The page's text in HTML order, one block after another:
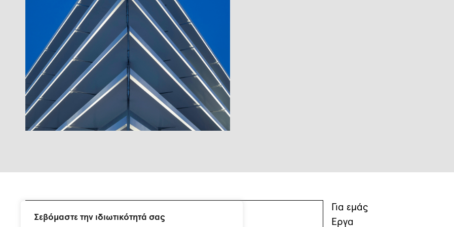
Σεβόμαστε την ιδιωτικότητά σας
Εγγραφείτε στη λίστα αλληλογραφίας μας.
Για εμάς
Έργα